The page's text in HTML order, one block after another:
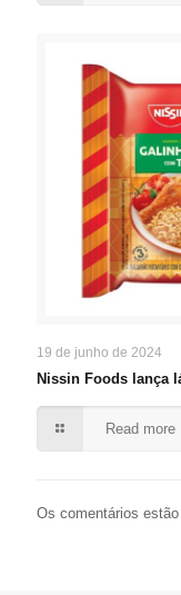
19 de junho de 2024
Nissin Foods lança
Read more
Os comentários